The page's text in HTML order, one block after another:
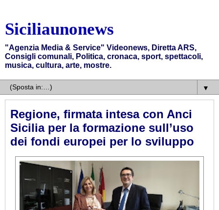
Siciliaunonews
"Agenzia Media & Service" Videonews, Diretta ARS,
Consigli comunali, Politica, cronaca, sport, spettacoli,
musica, cultura, arte, mostre.
▼
Regione, firmata intesa con Anci
Sicilia per la formazione sull’uso
dei fondi europei per lo sviluppo